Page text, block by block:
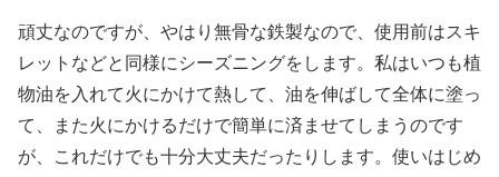
頑丈なのですが、やはり無骨な鉄製なので、使用前はスキ
レットなどと同様にシーズニングをします。私はいつも植
物油を入れて火にかけて熱して、油を伸ばして全体に塗っ
て、また火にかけるだけで簡単に済ませてしまうのです
が、これだけでも十分大丈夫だったりします。使いはじめ